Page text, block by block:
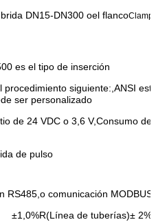
DN15-DN300 oel flanco
es el tipo de inserción
procedimiento siguiente: ANSI
ser personalizado
de 24 VDC o 3,6 V,Consumo de
de pulso
RS485 o comunicación
±1,0%R(Línea de tuberías)± 2%